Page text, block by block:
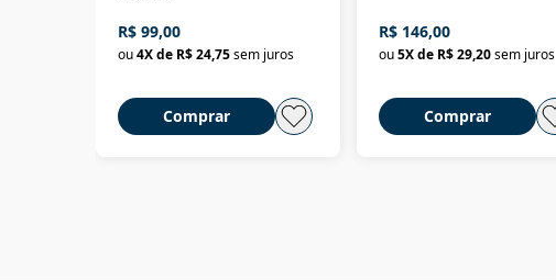
R$ 99,00
ou4X de R$ 24,75sem juros
Comprar
R$ 146,00
ou5X de R$ 29,20sem juros
Comprar